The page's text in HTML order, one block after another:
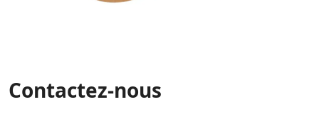
Contactez-nous